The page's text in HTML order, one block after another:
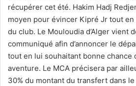
récupérer cet été. Hakim Hadj
moyen pour évincer Kipré Jr tout
du club. Le Mouloudia d’Alger vient
communiqué afin d’annoncer le
tout en lui souhaitant bonne chance
aventure. Le MCA précisera par
30% du montant du transfert dans